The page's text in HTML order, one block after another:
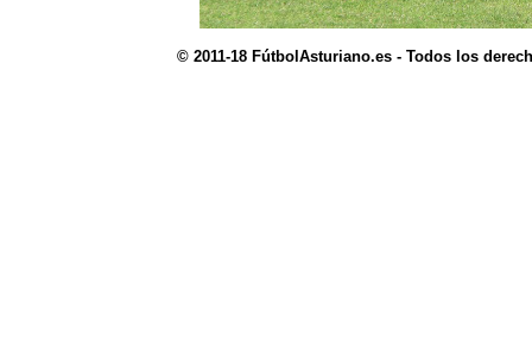
© 2011-18 FútbolAsturiano.es - Todos los